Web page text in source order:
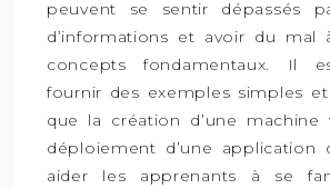
peuvent se sentir dépassés
d’informations et avoir du mal
concepts fondamentaux. Il
fournir des exemples simples
que la création d’une
déploiement d’une application
aider les apprenants à se